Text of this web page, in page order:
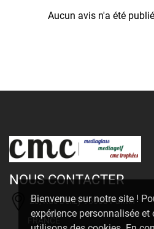
Bienvenue sur notre site !
expérience personnalisée
Aucun avis n'a été
NOUS CONTACTER
20, Rue Delizy 93500 Pantin
FRANCE